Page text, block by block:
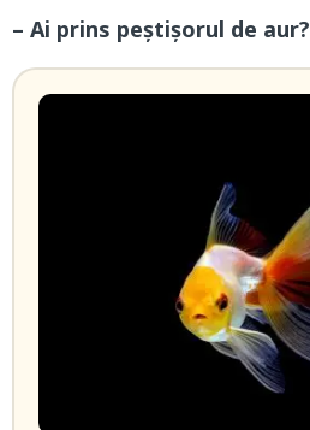
– Ai prins peștișorul de aur?